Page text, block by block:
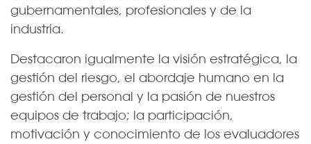
gubernamentales, profesionales y de la
industria.
Destacaron igualmente la visión estratégica, la
gestión del riesgo, el abordaje humano en la
gestión del personal y la pasión de nuestros
equipos de trabajo; la participación,
motivación y conocimiento de los evaluadores